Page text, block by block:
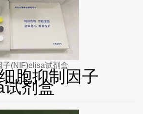
子(NIF)elisa试剂盒
胞抑制因子
试剂盒